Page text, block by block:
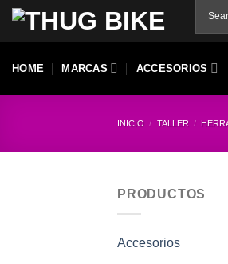
Skip
HOME MARCAS ACCESORIOS
INICIO / TALLER /
PRODUCTOS
Accesorios